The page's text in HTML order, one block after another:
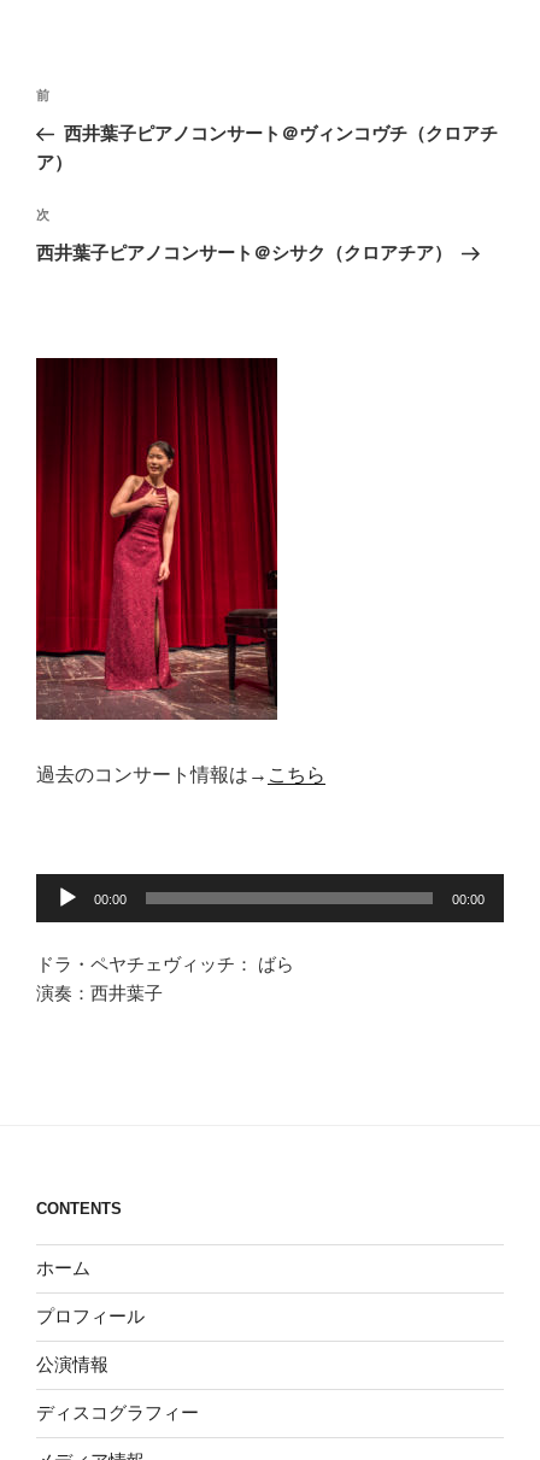
投
ナ
ゲ
ー
ン
前
の
投
前
西井葉子ピアノコンサート＠ヴィンコヴチ（クロアチ
ア）
次
の
次
西井葉子ピアノコンサート＠シサク（クロアチア）
過去のコンサート情報は→ こちら
レ
ー
00:00 00:00
ドラ・ペヤチェヴィッチ： ばら
演奏：西井葉子
CONTENTS
ホーム
プロフィール
公演情報
ディスコグラフィー